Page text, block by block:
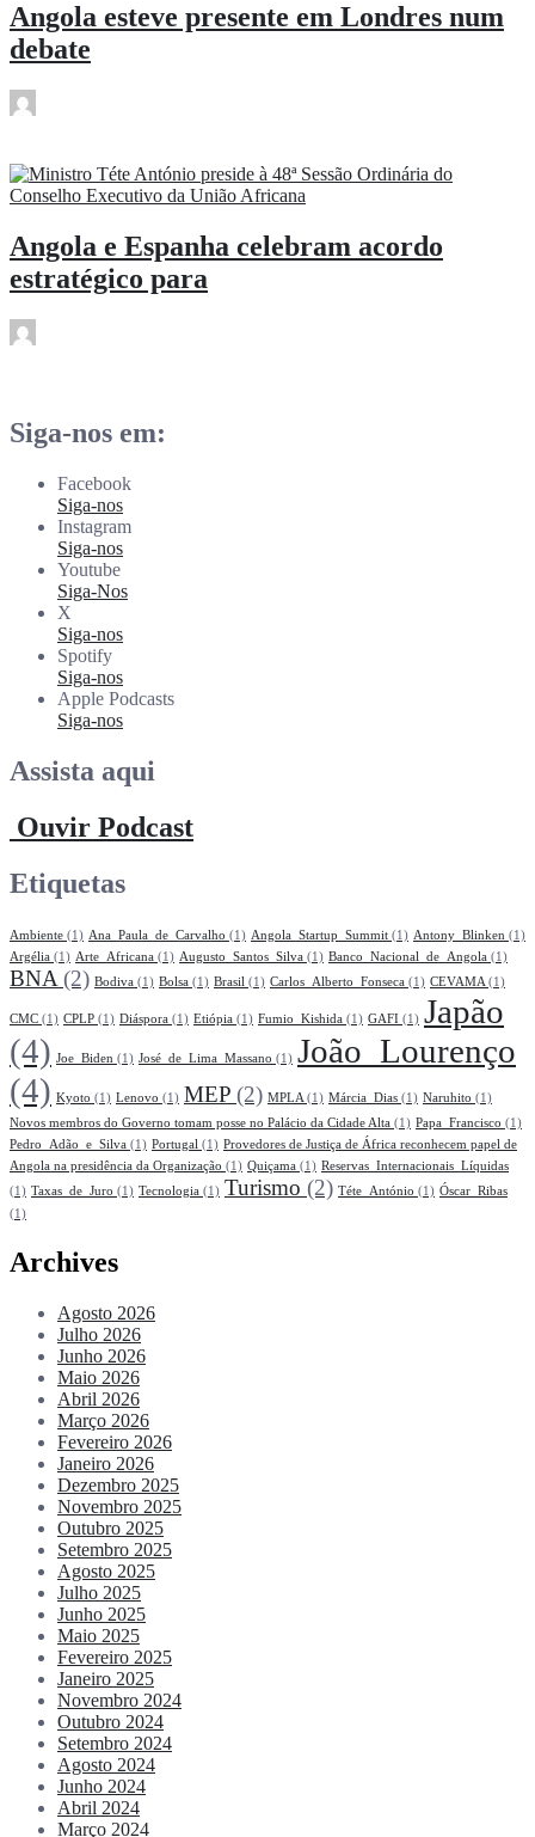
Angola esteve presente em Londres num
debate
Angola e Espanha celebram acordo
estratégico para
Siga-nos em:
Facebook
Siga-nos
Instagram
Siga-nos
Youtube
Siga-Nos
X
Siga-nos
Spotify
Siga-nos
Apple Podcasts
Siga-nos
Assista aqui
Ouvir Podcast
Etiquetas
Ambiente (1) Ana_Paula_de_Carvalho (1) Angola_Startup_Summit (1) Antony_Blinken (1)
Argélia (1) Arte_Africana (1) Augusto_Santos_Silva (1) Banco_Nacional_de_Angola (1)
BNA(2) Bodiva (1) Bolsa (1) Brasil (1) Carlos_Alberto_Fonseca (1) CEVAMA(1)
CMC (1) CPLP (1) Diáspora (1) Etiópia (1) Fumio_Kishida (1) GAFI (1) Japão
(4) Joe_Biden (1) José_de_Lima_Massano (1) João_Lourenço
(4) Kyoto (1) Lenovo (1) MEP (2) MPLA(1) Márcia_Dias (1) Naruhito (1)
Novos membros do Governo tomam posse no Palácio da Cidade Alta (1) Papa_Francisco (1)
Pedro_Adão_e_Silva (1) Portugal (1) Provedores de Justiça de África reconhecem papel de
Angola na presidência da Organização (1) Quiçama (1) Reservas_Internacionais_Líquidas
(1) Taxas_de_Juro (1) Tecnologia (1) Turismo (2) Téte_António (1) Óscar_Ribas
(1)
Archives
Agosto 2026
Julho 2026
Junho 2026
Maio 2026
Abril 2026
Março 2026
Fevereiro 2026
Janeiro 2026
Dezembro 2025
Novembro 2025
Outubro 2025
Setembro 2025
Agosto 2025
Julho 2025
Junho 2025
Maio 2025
Fevereiro 2025
Janeiro 2025
Novembro 2024
Outubro 2024
Setembro 2024
Agosto 2024
Junho 2024
Abril 2024
Março 2024